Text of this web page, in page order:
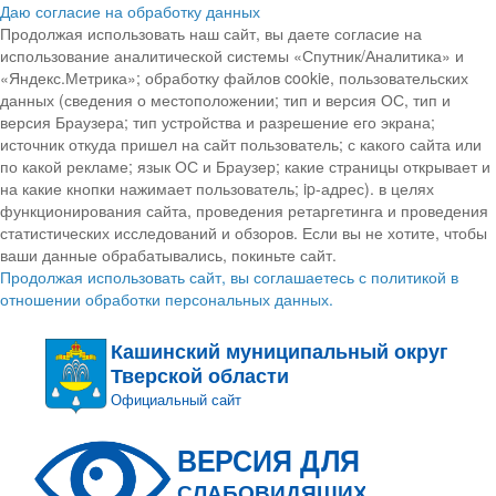
Даю согласие на обработку данных
Продолжая использовать наш сайт, вы даете согласие на
использование аналитической системы «Спутник/Аналитика» и
«Яндекс.Метрика»; обработку файлов cookie, пользовательских
данных (сведения о местоположении; тип и версия ОС, тип и
версия Браузера; тип устройства и разрешение его экрана;
источник откуда пришел на сайт пользователь; с какого сайта или
по какой рекламе; язык ОС и Браузер; какие страницы открывает и
на какие кнопки нажимает пользователь; ip-адрес). в целях
функционирования сайта, проведения ретаргетинга и проведения
статистических исследований и обзоров. Если вы не хотите, чтобы
ваши данные обрабатывались, покиньте сайт.
Продолжая использовать сайт, вы соглашаетесь с политикой в
отношении обработки персональных данных.